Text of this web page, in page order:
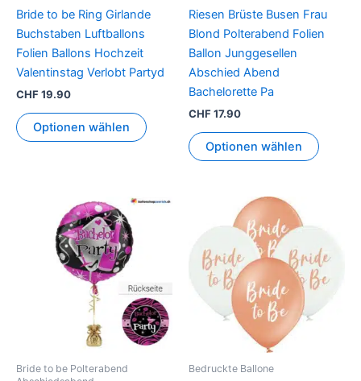
Bride to be Ring Girlande
Buchstaben Luftballons
Folien Ballons Hochzeit
Valentinstag Verlobt Partyd
CHF19.90
Optionen wählen
der
Produktseite
werden
Riesen Brüste Busen Frau
Blond Polterabend Folien
Ballon Junggesellen
Abschied Abend
Bachelorette Pa
CHF17.90
Optionen wählen
Bride to be Polterabend
Bedruckte Ballone